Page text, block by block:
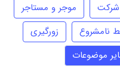
موجر و مستاجر
نامشروع
زورگیری
موضوعات